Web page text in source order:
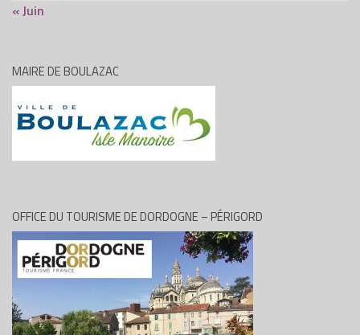
« Juin
MAIRE DE BOULAZAC
OFFICE DU TOURISME DE DORDOGNE – PÉRIGORD